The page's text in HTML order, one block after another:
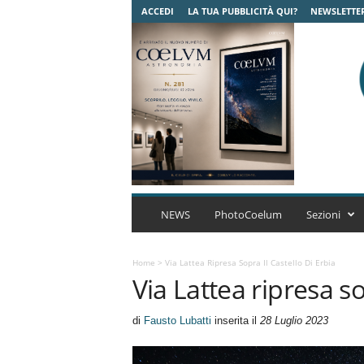
ACCEDI LA TUA PUBBLICITÀ QUI?
C
u
A
r
NEWS PhotoCoelum Sezioni
Home > Via Lattea Ripresa Sopra Il Castello Di Erbia
Via Lattea ripresa
di Fausto Lubatti inserita il 28 Luglio 2023